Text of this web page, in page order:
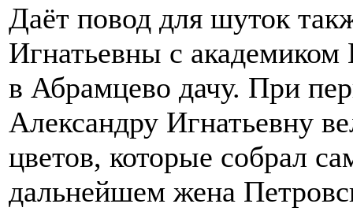
Даёт повод для шуток
Игнатьевны с
в Абрамцево дачу. При
Александру Игнатьевну
цветов, которые собрал
дальнейшем жена